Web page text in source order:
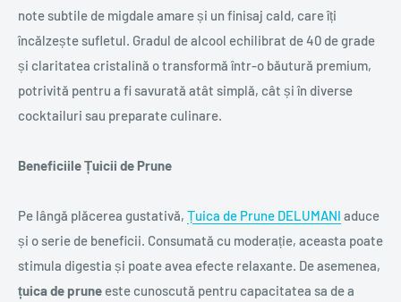
note subtile de migdale amare și un finisaj cald, care îți
încălzește sufletul. Gradul de alcool echilibrat de 40 de grade
și claritatea cristalină o transformă într-o băutură premium,
potrivită pentru a fi savurată atât simplă, cât și în diverse
cocktailuri sau preparate culinare.
Beneficiile Țuicii de Prune
Pe lângă plăcerea gustativă, Țuica de Prune DELUMANI aduce
și o serie de beneficii. Consumată cu moderație, aceasta poate
stimula digestia și poate avea efecte relaxante. De asemenea,
țuica de prune este cunoscută pentru capacitatea sa de a